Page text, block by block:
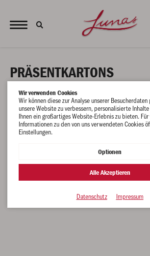
PRÄSENTKARTONS
PRÄSENT KARTONS
Wir verwenden Cookies
Wir können diese zur Analyse unserer
unsere Website zu verbessern, personalisierte
Ihnen ein großartiges Website-Erlebnis zu bieten.
Informationen zu den von uns verwendeten Cookies
Einstellungen.
Optionen
Alle Akzeptieren
Datenschutz Impressum